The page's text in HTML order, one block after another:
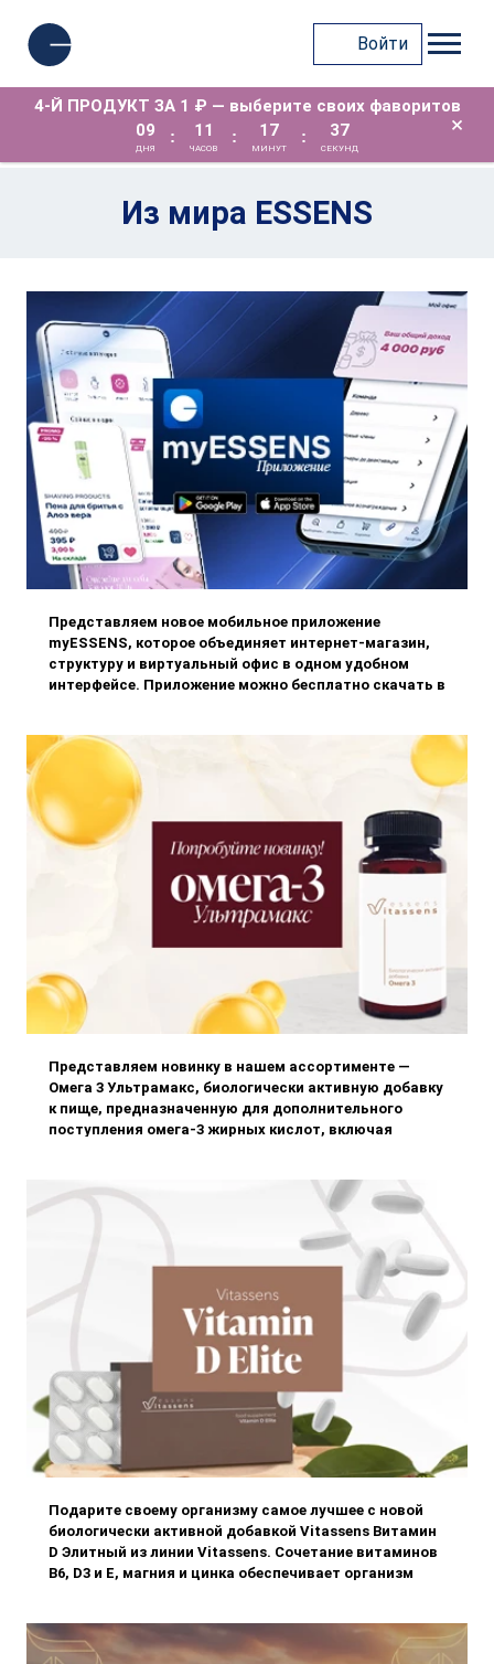
Войти
4-Й ПРОДУКТ ЗА 1 ₽ — выберите своих фаворитов
09
ДНЯ
: 11
ЧАСОВ
: 17
МИНУТ
: 36
СЕКУНД
×
Из мира ESSENS
Представляем новое мобильное приложение
myESSENS, которое объединяет интернет-магазин,
структуру и виртуальный офис в одном удобном
интерфейсе. Приложение можно бесплатно скачать в
Представляем новинку в нашем ассортименте —
Омега 3 Ультрамакс, биологически активную добавку
к пище, предназначенную для дополнительного
поступления омега-3 жирных кислот, включая
Подарите своему организму самое лучшее с новой
биологически активной добавкой Vitassens Витамин
D Элитный из линии Vitassens. Сочетание витаминов
B6, D3 и E, магния и цинка обеспечивает организм